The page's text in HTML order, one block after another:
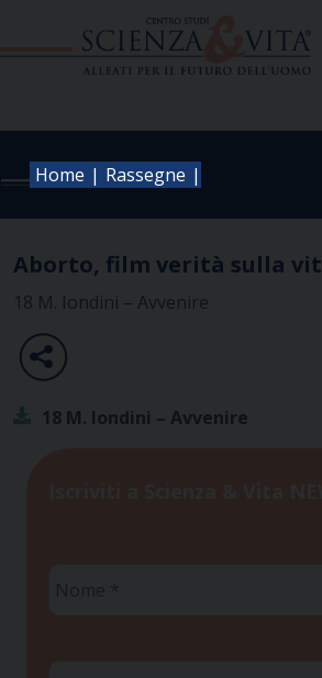
Home | Rassegne |
Aborto, film verità sulla
18 M. Iondini – Avvenire
18 M. Iondini – Avvenire